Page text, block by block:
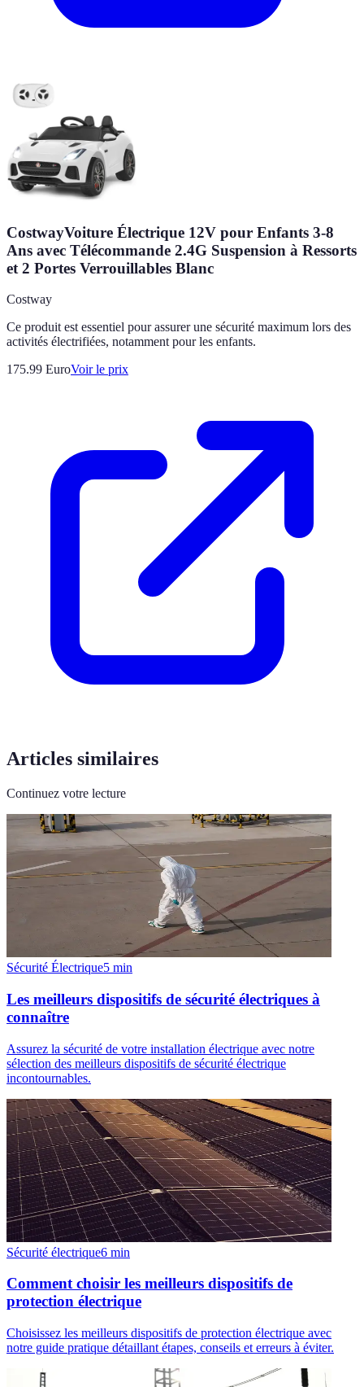
CostwayVoiture Électrique 12V pour Enfants 3-8
Ans avec Télécommande 2.4G Suspension à Ressorts
et 2 Portes Verrouillables Blanc
Costway
Ce produit est essentiel pour assurer une sécurité maximum lors des
activités électrifiées, notamment pour les enfants.
175.99 EuroVoir le prix
Articles similaires
Continuez votre lecture
Sécurité Électrique5 min
Les meilleurs dispositifs de sécurité électriques à
connaître
Assurez la sécurité de votre installation électrique avec notre
sélection des meilleurs dispositifs de sécurité électrique
incontournables.
Sécurité électrique6 min
Comment choisir les meilleurs dispositifs de
protection électrique
Choisissez les meilleurs dispositifs de protection électrique avec
notre guide pratique détaillant étapes, conseils et erreurs à éviter.